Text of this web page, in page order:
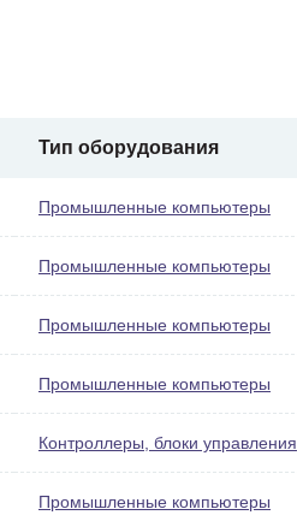
Тип оборудования
Промышленные компьютеры
Промышленные компьютеры
Промышленные компьютеры
Промышленные компьютеры
Контроллеры, блоки управления
Промышленные компьютеры